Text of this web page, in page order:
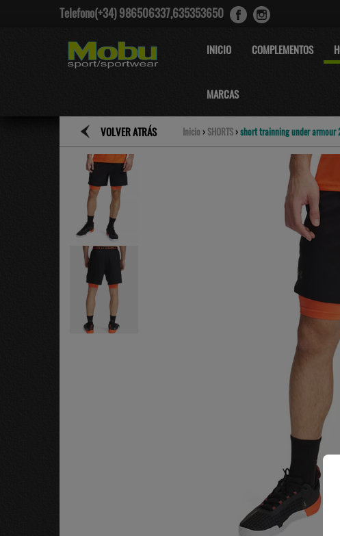
Telefono(+34) 986506337,635353650
INICIO COMPLEMENTOS
MARCAS
VOLVER ATRÁS Inicio › SHORTS ›short trainning under armour